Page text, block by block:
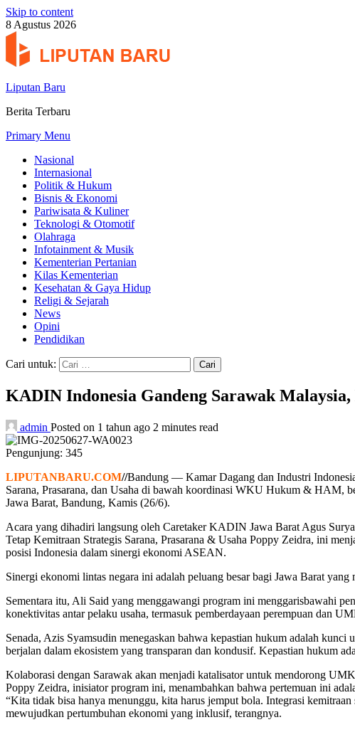
Skip to content
8 Agustus 2026
Liputan Baru
Berita Terbaru
Primary Menu
Nasional
Internasional
Politik & Hukum
Bisnis & Ekonomi
Pariwisata & Kuliner
Teknologi & Otomotif
Olahraga
Infotainment & Musik
Kementerian Pertanian
Kilas Kementerian
Kesehatan & Gaya Hidup
Religi & Sejarah
News
Opini
Pendidikan
Cari untuk:
KADIN Indonesia Gandeng Sarawak
admin Posted on 1 tahun ago 2 minutes read
Pengunjung: 345
LIPUTANBARU.COM//Bandung — Kamar Dagang dan Industri
Sarana, Prasarana, dan Usaha di bawah koordinasi WKU Hukum & HAM,
Jawa Barat, Bandung, Kamis (26/6).
Acara yang dihadiri langsung oleh Caretaker KADIN Jawa Barat Agus
Tetap Kemitraan Strategis Sarana, Prasarana & Usaha Poppy Zeidra, ini
posisi Indonesia dalam sinergi ekonomi ASEAN.
Sinergi ekonomi lintas negara ini adalah peluang besar bagi Jawa Barat
Sementara itu, Ali Said yang menggawangi program ini menggarisbawahi
konektivitas antar pelaku usaha, termasuk pemberdayaan perempuan dan
Senada, Azis Syamsudin menegaskan bahwa kepastian hukum adalah
berjalan dalam ekosistem yang transparan dan kondusif. Kepastian hukum
Kolaborasi dengan Sarawak akan menjadi katalisator untuk mendorong
Poppy Zeidra, inisiator program ini, menambahkan bahwa pertemuan ini
“Kita tidak bisa hanya menunggu, kita harus jemput bola. Integrasi
mewujudkan pertumbuhan ekonomi yang inklusif, terangnya.